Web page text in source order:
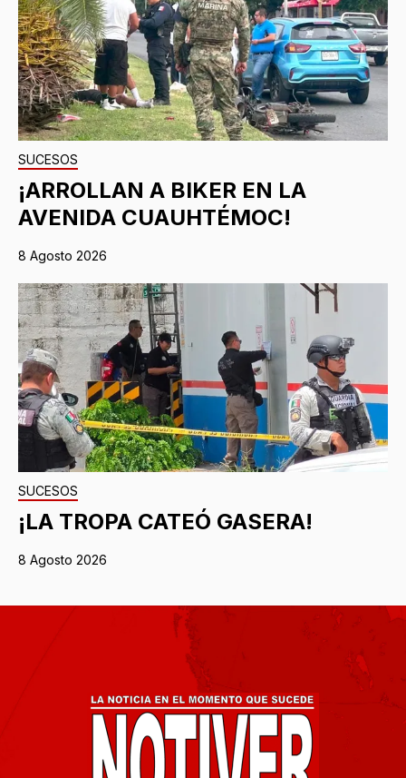
SUCESOS
¡ARROLLAN A BIKER EN LA
AVENIDA CUAUHTÉMOC!
8 Agosto 2026
SUCESOS
¡LA TROPA CATEÓ GASERA!
8 Agosto 2026